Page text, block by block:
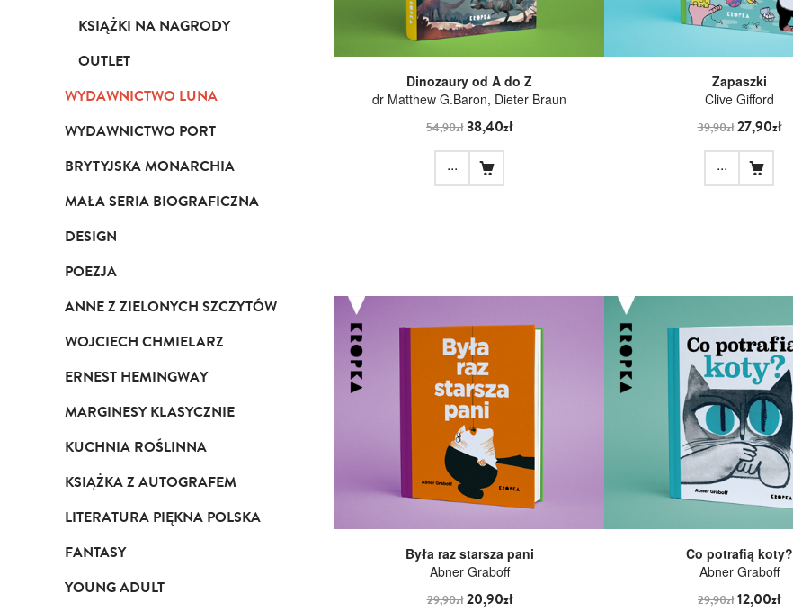
KSIĄŻKI NA NAGRODY
OUTLET
WYDAWNICTWO LUNA
WYDAWNICTWO PORT
BRYTYJSKA MONARCHIA
MAŁA SERIA BIOGRAFICZNA
DESIGN
POEZJA
ANNE Z ZIELONYCH SZCZYTÓW
WOJCIECH CHMIELARZ
ERNEST HEMINGWAY
MARGINESY KLASYCZNIE
KUCHNIA ROŚLINNA
KSIĄŻKA Z AUTOGRAFEM
LITERATURA PIĘKNA POLSKA
FANTASY
YOUNG ADULT
Dinozaury od A do Z
dr Matthew G.Baron, Dieter Braun
54,90zł38,40zł
...
Zapaszki
Clive Gifford
39,90zł27,90zł
...
Była raz starsza pani
Abner Graboff
29,90zł20,90zł
Co potrafią koty?
Abner Graboff
29,90zł12,00zł